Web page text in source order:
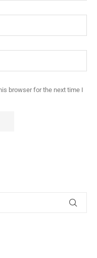
browser for the next time I